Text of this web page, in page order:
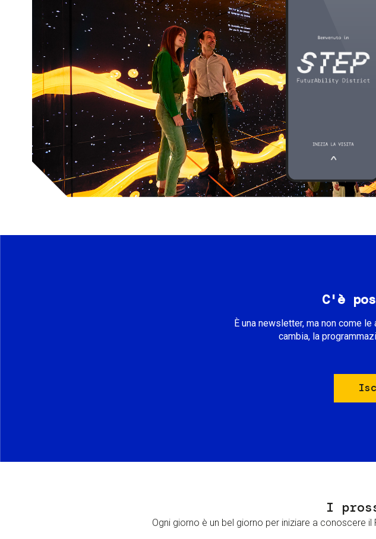
C'è
È una newsletter, ma non come
cambia, la
I
Ogni giorno è un bel giorno per iniziare a conoscere